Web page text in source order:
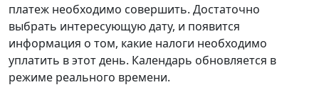
платеж необходимо совершить. Достаточно
выбрать интересующую дату, и появится
информация о том, какие налоги необходимо
уплатить в этот день. Календарь обновляется в
режиме реального времени.